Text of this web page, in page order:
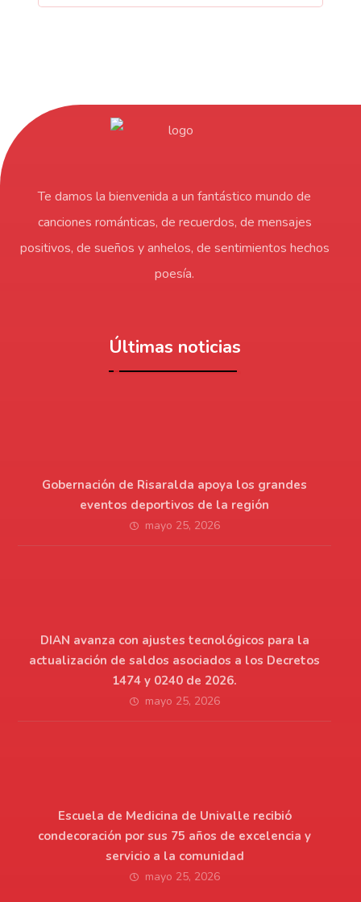
Te damos la bienvenida a un fantástico mundo de
canciones románticas, de recuerdos, de mensajes
positivos, de sueños y anhelos, de sentimientos hechos
poesía.
Últimas noticias
Gobernación de Risaralda apoya los grandes
eventos deportivos de la región
mayo 25, 2026
DIAN avanza con ajustes tecnológicos para la
actualización de saldos asociados a los Decretos
1474 y 0240 de 2026.
mayo 25, 2026
Escuela de Medicina de Univalle recibió
condecoración por sus 75 años de excelencia y
servicio a la comunidad
mayo 25, 2026